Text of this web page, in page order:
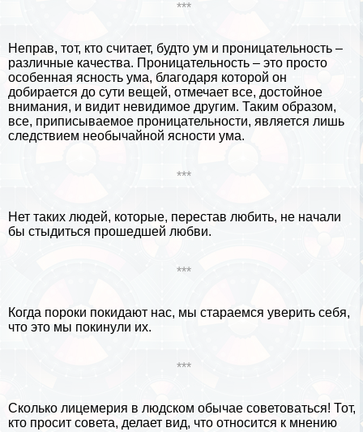
***
Неправ, тот, кто считает, будто ум и проницательность –
различные качества. Проницательность – это просто
особенная ясность ума, благодаря которой он
добирается до сути вещей, отмечает все, достойное
внимания, и видит невидимое другим. Таким образом,
все, приписываемое проницательности, является лишь
следствием необычайной ясности ума.
***
Нет таких людей, которые, перестав любить, не начали
бы стыдиться прошедшей любви.
***
Когда пороки покидают нас, мы стараемся уверить себя,
что это мы покинули их.
***
Сколько лицемерия в людском обычае советоваться! Тот,
кто просит совета, делает вид, что относится к мнению